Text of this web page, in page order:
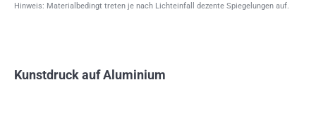
Hinweis: Materialbedingt treten je nach Lichteinfall dezente Spiegelungen auf.
Kunstdruck auf Aluminium